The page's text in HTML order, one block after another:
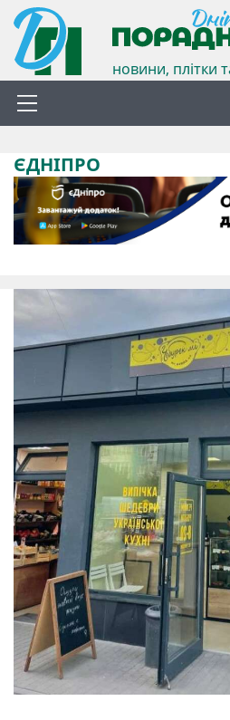
новини, плітки
ЄДНІПРО